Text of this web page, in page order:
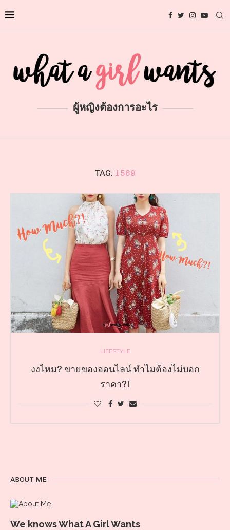
ผู้หญิงต้องการอะไร
TAG: 1569
LIFESTYLE
งงไหม? ขายของออนไลน์ ทำไมต้องไม่บอก
ราคา?!
ABOUT ME
We knows What A Girl Wants